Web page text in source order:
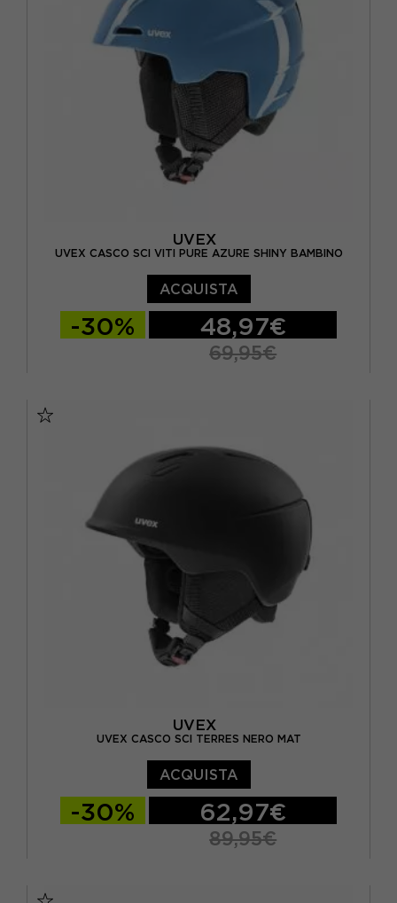
UVEX
UVEX CASCO SCI VITI PURE AZURE SHINY BAMBINO
ACQUISTA
-30% 48,97€
69,95€
UVEX
UVEX CASCO SCI TERRES NERO MAT
ACQUISTA
-30% 62,97€
89,95€